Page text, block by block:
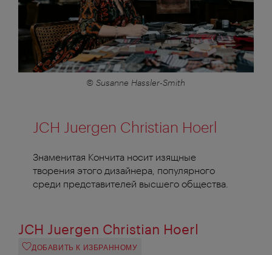
© Susanne Hassler-Smith
JCH Juergen Christian Hoerl
Знаменитая Кончита носит изящные
творения этого дизайнера, популярного
среди представителей высшего общества.
JCH Juergen Christian Hoerl
ДОБАВИТЬ К ИЗБРАННОМУ